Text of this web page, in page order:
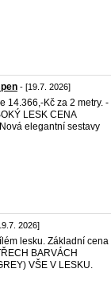
- [19.7. 2026]
14.366,-Kč za 2 metry. -
LESK CENA
elegantní sestavy
2026]
lesku. Základní cena
BARVÁCH
VŠE V LESKU.